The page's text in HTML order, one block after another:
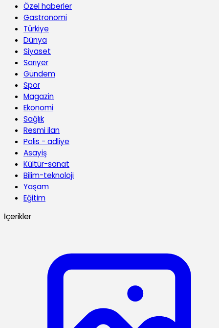
Özel haberler
Gastronomi
Türkiye
Dünya
Siyaset
Sarıyer
Gündem
Spor
Magazin
Ekonomi
Sağlık
Resmi ilan
Polis - adliye
Asayiş
Kültür-sanat
Bilim-teknoloji
Yaşam
Eğitim
İçerikler